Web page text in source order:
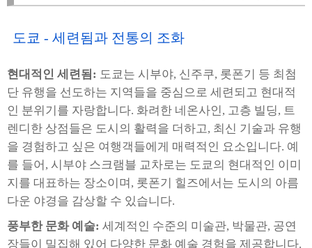
도쿄 - 세련됨과 전통의 조화
현대적인 세련됨: 도쿄는 시부야, 신주쿠, 롯폰기 등 최첨
단 유행을 선도하는 지역들을 중심으로 세련되고 현대적
인 분위기를 자랑합니다. 화려한 네온사인, 고층 빌딩, 트
렌디한 상점들은 도시의 활력을 더하고, 최신 기술과 유행
을 경험하고 싶은 여행객들에게 매력적인 요소입니다. 예
를 들어, 시부야 스크램블 교차로는 도쿄의 현대적인 이미
지를 대표하는 장소이며, 롯폰기 힐즈에서는 도시의 아름
다운 야경을 감상할 수 있습니다.
풍부한 문화 예술: 세계적인 수준의 미술관, 박물관, 공연
장들이 밀집해 있어 다양한 문화 예술 경험을 제공합니다.